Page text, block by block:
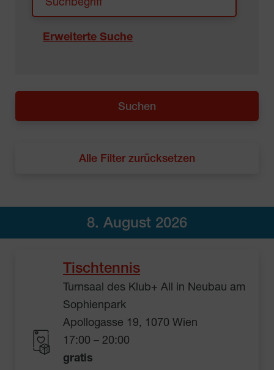
Erweiterte Suche
Alle Filter zurücksetzen
8. August 2026
Tischtennis
Turnsaal des Klub+ All in Neubau am
Sophienpark
Apollogasse 19, 1070 Wien
17:00 – 20:00
gratis